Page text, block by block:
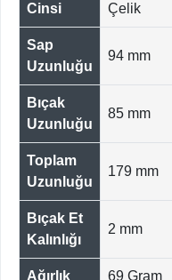
Cinsi
Çelik
Sap
Uzunluğu
94 mm
Bıçak
Uzunluğu
85 mm
Toplam
Uzunluğu
179 mm
Bıçak Et
Kalınlığı
2 mm
Ağırlık 69 Gram